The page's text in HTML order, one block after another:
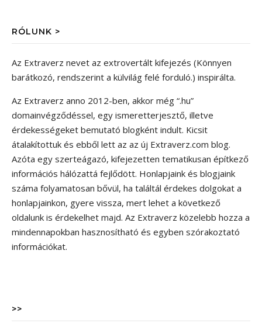
RÓLUNK >
Az Extraverz nevet az extrovertált kifejezés (Könnyen
barátkozó, rendszerint a külvilág felé forduló.) inspirálta.
Az Extraverz anno 2012-ben, akkor még “.hu”
domainvégződéssel, egy ismeretterjesztő, illetve
érdekességeket bemutató blogként indult. Kicsit
átalakítottuk és ebből lett az az új Extraverz.com blog.
Azóta egy szerteágazó, kifejezetten tematikusan építkező
információs hálózattá fejlődött. Honlapjaink és blogjaink
száma folyamatosan bővül, ha találtál érdekes dolgokat a
honlapjainkon, gyere vissza, mert lehet a következő
oldalunk is érdekelhet majd. Az Extraverz közelebb hozza a
mindennapokban hasznosítható és egyben szórakoztató
információkat.
>>